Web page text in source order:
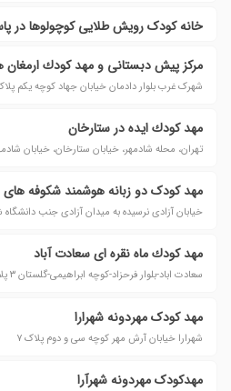
خانه کودک رویش طلایی کوچولوها در
مركز پیش دبستانی و مهد كودك
شهرک غرب بلوار دادمان خیابان جهاد کوچه یکم پلاک
مهد كودك ایده در ستارخان
تهران، محله شادمهر، خیابان ستارخان، خیابان
مهد کودک دو زبانه هوشمند شکوفه های
خیابان آزادی نرسیده به میدان آزادی جنب
مهد كودك ماه نقره ای سعادت آباد
سعادت اباد-بلوار فرحزاد-کوچه ابراهیمی-گلستان ٣ پلاک ٤٤
مهد کودک مهردونه شهرارا
شهرارا خیابان آرش مهر کوچه سی و دوم پلاک ۷
مهدکودک مهردونه شهرآرا